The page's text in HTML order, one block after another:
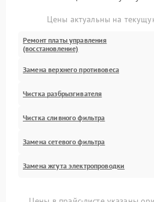
Цены актуальны на
Ремонт платы управления
(восстановление)
Замена верхнего противовеса
Чистка разбрызгивателя
Чистка сливного фильтра
Замена сетевого фильтра
Замена жгута электропроводки